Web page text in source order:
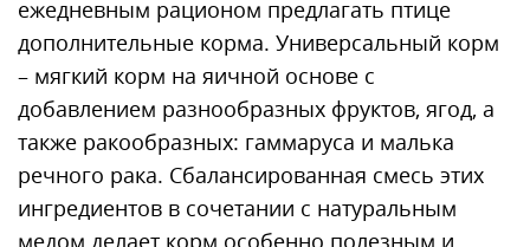
ежедневным рационом предлагать птице
дополнительные корма. Универсальный корм
– мягкий корм на яичной основе с
добавлением разнообразных фруктов, ягод, а
также ракообразных: гаммаруса и малька
речного рака. Сбалансированная смесь этих
ингредиентов в сочетании с натуральным
медом делает корм особенно полезным и